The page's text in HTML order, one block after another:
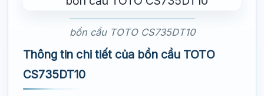
bồn cầu TOTO CS735DT10
Thông tin chi tiết của bồn cầu TOTO
CS735DT10